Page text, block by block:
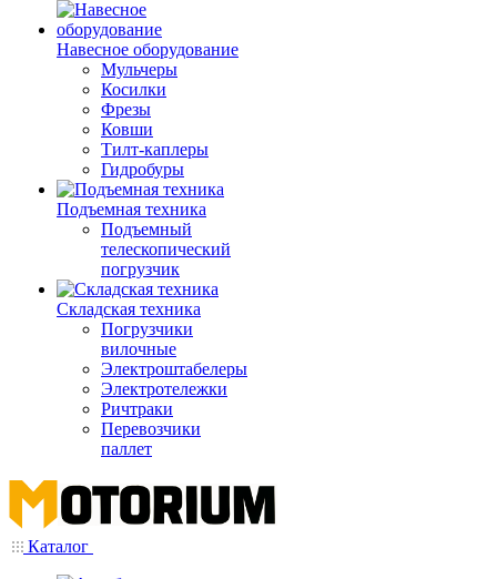
Навесное оборудование
Мульчеры
Косилки
Фрезы
Ковши
Тилт-каплеры
Гидробуры
Подъемная техника
Подъемный
телескопический
погрузчик
Складская техника
Погрузчики
вилочные
Электроштабелеры
Электротележки
Ричтраки
Перевозчики
паллет
Каталог